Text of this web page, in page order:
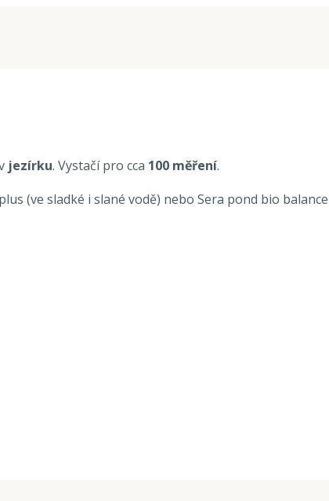
jezírku. Vystačí pro cca 100 měření.
(ve sladké i slané vodě) nebo Sera pond bio